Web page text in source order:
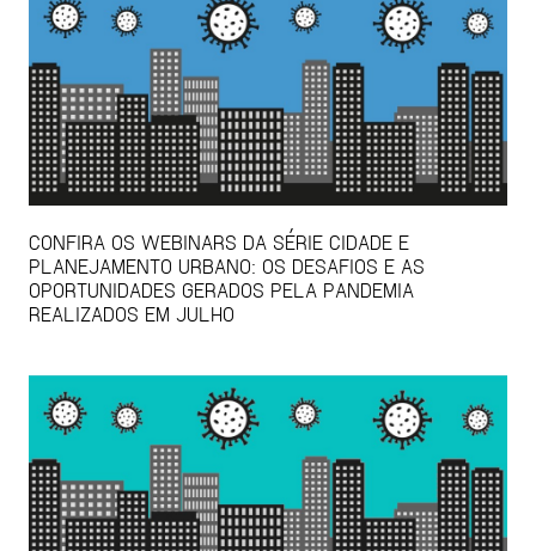
CONFIRA OS WEBINARS DA SÉRIE CIDADE E
PLANEJAMENTO URBANO: OS DESAFIOS E AS
OPORTUNIDADES GERADOS PELA PANDEMIA
REALIZADOS EM JULHO